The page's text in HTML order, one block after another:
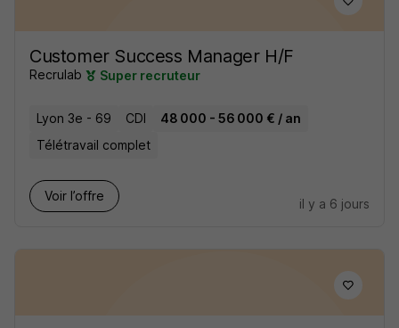
Customer Success Manager H/F
Recrulab Super recruteur
Lyon 3e - 69 CDI
48 000 - 56 000 € / an
Télétravail complet
Voir l’offre
il y a 6 jours